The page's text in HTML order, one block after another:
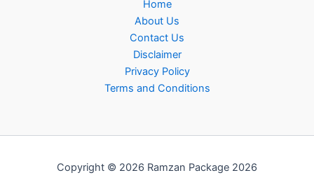
Home
About Us
Contact Us
Disclaimer
Privacy Policy
Terms and Conditions
Copyright © 2026 Ramzan Package 2026